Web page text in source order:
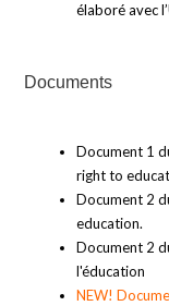
élaboré avec
Documents
Document 1
right to
Document 2
education.
Document 2
l'éducation
NEW!